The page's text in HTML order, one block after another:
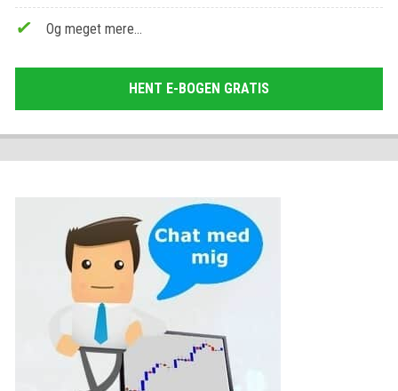
Og meget mere…
HENT E-BOGEN GRATIS